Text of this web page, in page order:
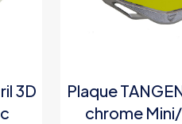
3D
Plaque
chrome